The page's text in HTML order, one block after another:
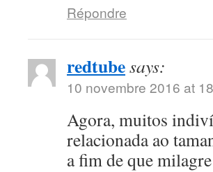
Répondre
redtubesays:
10 novembre 2016 at
Agora, muitos
relacionada ao
a fim de que